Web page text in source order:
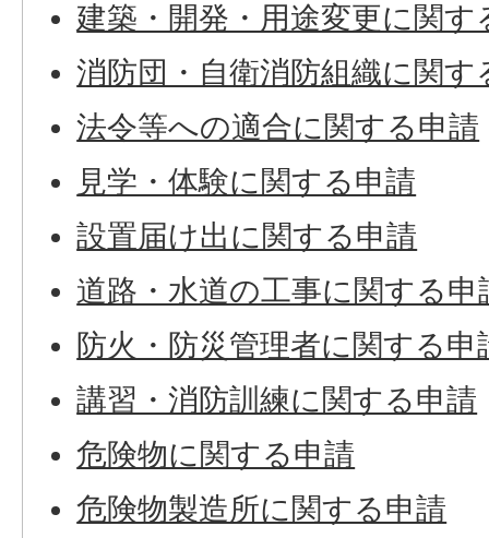
建築・開発・用途変更に関す
消防団・自衛消防組織に関す
法令等への適合に関する申請
見学・体験に関する申請
設置届け出に関する申請
道路・水道の工事に関する申
防火・防災管理者に関する申
講習・消防訓練に関する申請
危険物に関する申請
危険物製造所に関する申請